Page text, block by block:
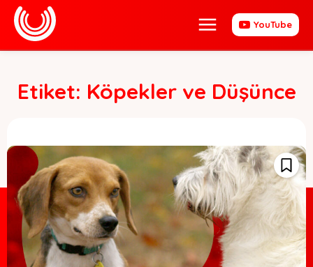
YouTube
Etiket: Köpekler ve Düşünce